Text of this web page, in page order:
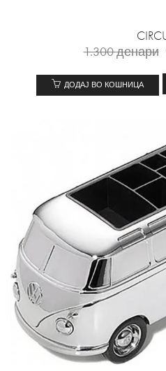
1.300денари
ДОДАЈ ВО КОШНИЦА